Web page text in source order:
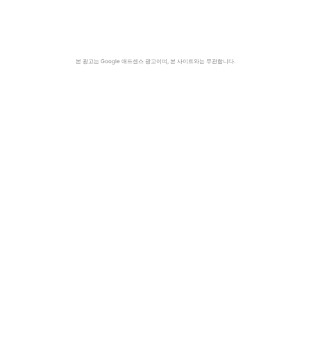
본 광고는 Google 애드센스 광고이며, 본 사이트와는 무관합니다.